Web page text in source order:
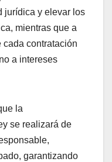
jurídica y elevar los
mientras que a
cada contratación
a intereses
la
se realizará de
garantizando